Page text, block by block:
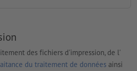
des fichiers d'impression, de l'
du traitement de données ainsi